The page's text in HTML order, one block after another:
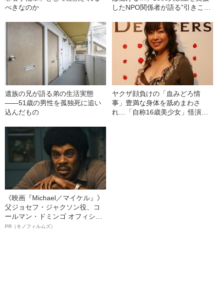
べきなのか
したNPO関係者が語る”引きこも
遺族の兄が語る弟の生活実態
――51歳の男性を孤独死に追い
込んだもの
ヤクザ顔負けの「血みどろ情
事」豊満な身体を舐めまわさ
れ…「自称16歳美少女」怪演
《映画『Michael／マイケル』》
父ジョセフ・ジャクソン役、コ
ールマン・ドミンゴ オフィシャ
ルインタビュー“観客を魅了した
PR（キノフィルムズ）